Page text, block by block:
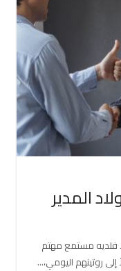
المدير
فلديه مستمع مهتم
روتينهم اليومي،…